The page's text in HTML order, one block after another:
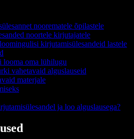
noorematele õpilastele
noortele kirjutajatele
kirjutamisülesandeid lastele
looma oma lühilugu
vahetavaid alguslauseid
materjale
ja loo alguslausega?